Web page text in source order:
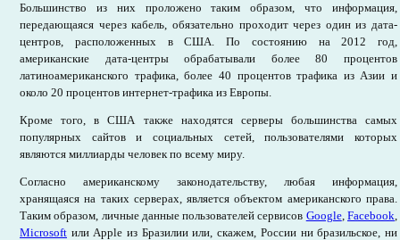
Большинство из них проложено таким образом, что информация,
передающаяся через кабель, обязательно проходит через один из дата-
центров, расположенных в США. По состоянию на 2012 год,
американские дата-центры обрабатывали более 80 процентов
латиноамериканского трафика, более 40 процентов трафика из Азии и
около 20 процентов интернет-трафика из Европы.
Кроме того, в США также находятся серверы большинства самых
популярных сайтов и социальных сетей, пользователями которых
являются миллиарды человек по всему миру.
Согласно американскому законодательству, любая информация,
хранящаяся на таких серверах, является объектом американского права.
Таким образом, личные данные пользователей сервисов Google,Facebook,
Microsoft или Apple из Бразилии или, скажем, России ни бразильское, ни